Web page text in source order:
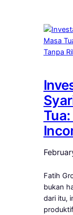
Fatih
bukan
dari itu,